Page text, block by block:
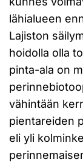
lähialueen
Lajiston
hoidolla olla
pinta-ala on
vähintään
pientareiden
eli yli